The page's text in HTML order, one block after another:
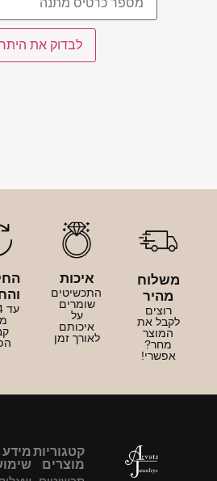
משלוח
מהיר
רוצים
לקבל את
המוצר
מחר?
אפשרי!
איכות
התכשיטים
שומרים
על
איכותם
לאורך זמן
קטגוריות
מוצרים
מידע